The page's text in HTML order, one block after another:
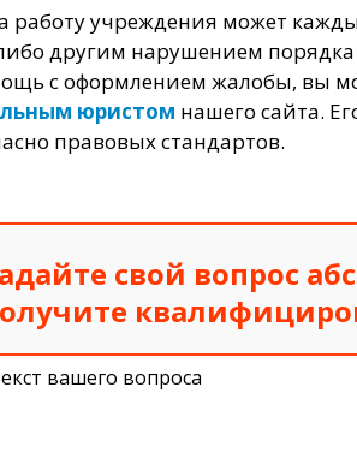
работу учреждения может
другим нарушением порядка
с оформлением жалобы, вы
юристом нашего сайта.
правовых стандартов.
свой вопрос